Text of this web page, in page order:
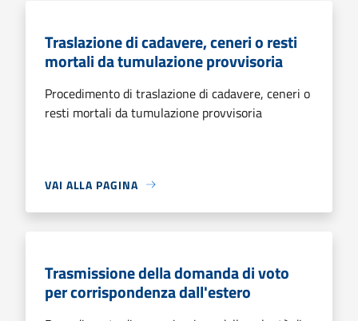
Traslazione di cadavere, ceneri o resti
mortali da tumulazione provvisoria
Procedimento di traslazione di cadavere, ceneri o
resti mortali da tumulazione provvisoria
VAI ALLA PAGINA
Trasmissione della domanda di voto
per corrispondenza dall'estero